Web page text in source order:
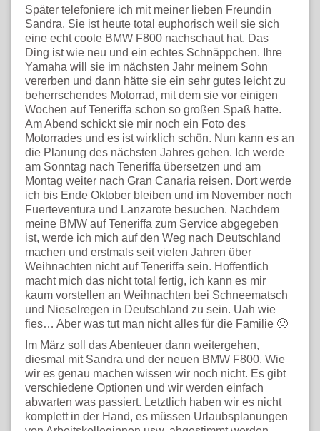
Später telefoniere ich mit meiner lieben Freundin
Sandra. Sie ist heute total euphorisch weil sie sich
eine echt coole BMW F800 nachschaut hat. Das
Ding ist wie neu und ein echtes Schnäppchen. Ihre
Yamaha will sie im nächsten Jahr meinem Sohn
vererben und dann hätte sie ein sehr gutes leicht zu
beherrschendes Motorrad, mit dem sie vor einigen
Wochen auf Teneriffa schon so großen Spaß hatte.
Am Abend schickt sie mir noch ein Foto des
Motorrades und es ist wirklich schön. Nun kann es an
die Planung des nächsten Jahres gehen. Ich werde
am Sonntag nach Teneriffa übersetzen und am
Montag weiter nach Gran Canaria reisen. Dort werde
ich bis Ende Oktober bleiben und im November noch
Fuerteventura und Lanzarote besuchen. Nachdem
meine BMW auf Teneriffa zum Service abgegeben
ist, werde ich mich auf den Weg nach Deutschland
machen und erstmals seit vielen Jahren über
Weihnachten nicht auf Teneriffa sein. Hoffentlich
macht mich das nicht total fertig, ich kann es mir
kaum vorstellen an Weihnachten bei Schneematsch
und Nieselregen in Deutschland zu sein. Uah wie
fies… Aber was tut man nicht alles für die Familie 🙂
Im März soll das Abenteuer dann weitergehen,
diesmal mit Sandra und der neuen BMW F800. Wie
wir es genau machen wissen wir noch nicht. Es gibt
verschiedene Optionen und wir werden einfach
abwarten was passiert. Letztlich haben wir es nicht
komplett in der Hand, es müssen Urlaubsplanungen